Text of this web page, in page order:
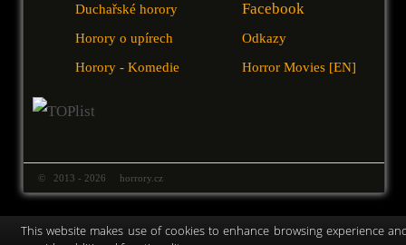
Duchařské horory
Horory o upírech
Horory - Komedie
Facebook
Odkazy
Horror Movies [EN]
© 2013 - 2026 horrory.cz
This website makes use of cookies to enhance browsing experience